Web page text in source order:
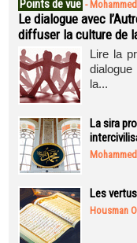
Points de vue -
Le dialogue avec
diffuser la culture de
Lire la
la...
La sira
Les
Housman